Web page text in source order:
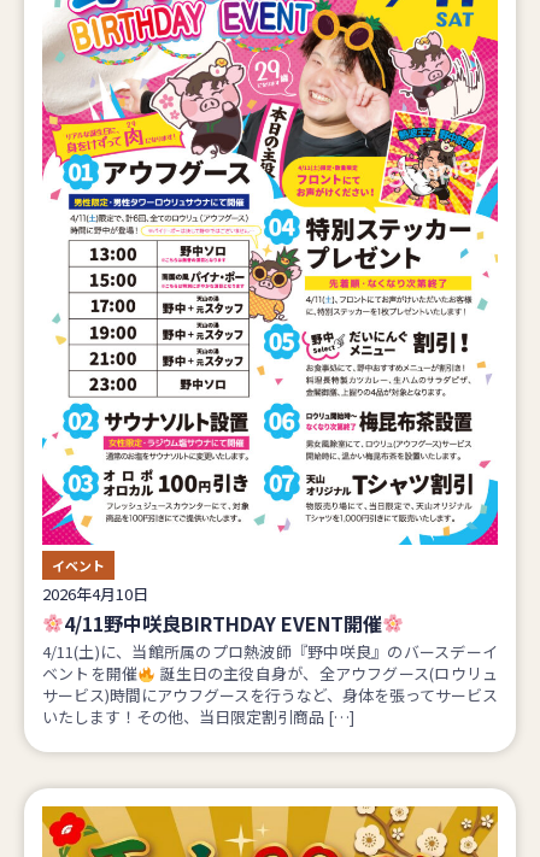
イベント
2026年4月10日
4/11野中咲良BIRTHDAY EVENT開催
4/11(土)に、当館所属のプロ熱波師『野中咲良』のバースデーイ
ベントを開催
誕生日の主役自身が、全アウフグース(ロウリュ
サービス)時間にアウフグースを行うなど、身体を張ってサービス
いたします！その他、当日限定割引商品 […]